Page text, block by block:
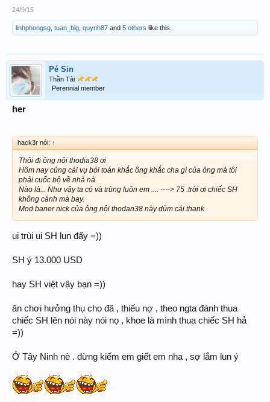
24/9/15
linhphongsg tuan_big quynh87 and 5 others like this.
Pé Sin
Thần Tài
Perennial member
her
hack3r nói: ↑
Thôi đi ông nội thodia38 ơi
Hôm nay củng cái vụ bói toán khắc ông khắc cha gì của ông mà tôi
phải cuốc bộ về nhà nà.
Nào là... Như vậy ta có và trùng luôn em .... ----> 75 .trời ơi chiếc SH
không cánh mà bay.
Mod baner nick của ông nội thodan38 này dùm cái.thank
ui trùi ui SH lun đấy =))
SH ý 13.000 USD
hay SH việt vậy bạn =))
ăn chơi hưởng thụ cho đã , thiếu nợ , theo ngta đánh thua
chiếc SH lên nói này nói nọ , khoe là mình thua chiếc SH hả
=))
Ở Tây Ninh nè . đừng kiếm em giết em nha , sợ lắm lun ý